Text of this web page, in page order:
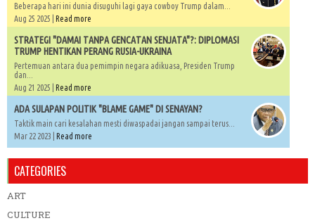
Beberapa hari ini dunia disuguhi lagi gaya cowboy Trump dalam...
Aug 25 2025 | Read more
STRATEGI "DAMAI TANPA GENCATAN SENJATA"?: DIPLOMASI
TRUMP HENTIKAN PERANG RUSIA-UKRAINA
Pertemuan antara dua pemimpin negara adikuasa, Presiden Trump
dan...
Aug 21 2025 | Read more
ADA SULAPAN POLITIK "BLAME GAME" DI SENAYAN?
Taktik main cari kesalahan mesti diwaspadai jangan sampai terus...
Mar 22 2023 | Read more
CATEGORIES
ART
CULTURE